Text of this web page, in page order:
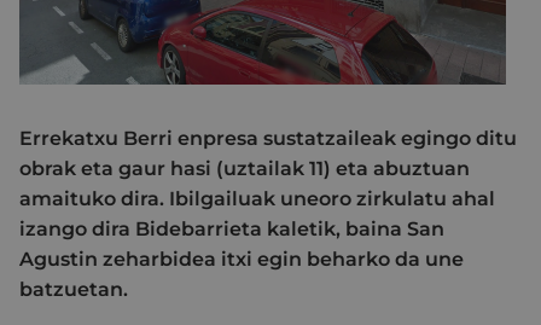
Errekatxu Berri enpresa sustatzaileak egingo ditu
obrak eta gaur hasi (uztailak 11) eta abuztuan
amaituko dira. Ibilgailuak uneoro zirkulatu ahal
izango dira Bidebarrieta kaletik, baina San
Agustin zeharbidea itxi egin beharko da une
batzuetan.